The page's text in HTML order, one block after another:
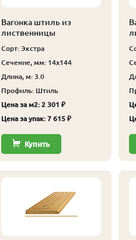
Вагонка штиль из
лиственницы
Сорт: Экстра
Сечение, мм: 14x144
Длина, м: 3.0
Профиль: Штиль
Цена за м2: 2 301 ₽
Цена за упак: 7 615 ₽
Купить